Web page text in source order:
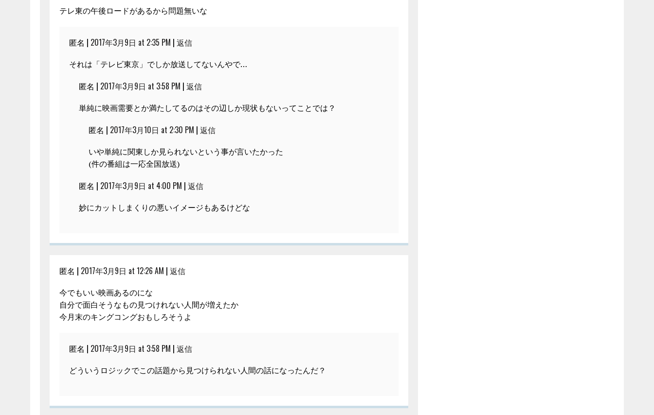
テレ東の午後ロードがあるから問題無いな
匿名 | 2017年3月9日 at 2:35 PM | 返信
それは「テレビ東京」でしか放送してないんやで…
匿名 | 2017年3月9日 at 3:58 PM | 返信
単純に映画需要とか満たしてるのはその辺しか現状もないってことでは？
匿名 | 2017年3月10日 at 2:30 PM | 返信
いや単純に関東しか見られないという事が言いたかった
(件の番組は一応全国放送)
匿名 | 2017年3月9日 at 4:00 PM | 返信
妙にカットしまくりの悪いイメージもあるけどな
匿名 | 2017年3月9日 at 12:26 AM | 返信
今でもいい映画あるのにな
自分で面白そうなもの見つけれない人間が増えたか
今月末のキングコングおもしろそうよ
匿名 | 2017年3月9日 at 3:58 PM | 返信
どういうロジックでこの話題から見つけられない人間の話になったんだ？